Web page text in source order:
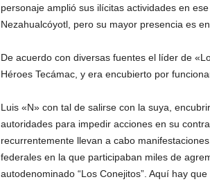
personaje amplió sus ilícitas actividades en
Nezahualcóyotl, pero su mayor presencia es
De acuerdo con diversas fuentes el líder de
Héroes Tecámac, y era encubierto por
Luis «N» con tal de salirse con la suya,
autoridades para impedir acciones en su
recurrentemente llevan a cabo
federales en la que participaban miles de
autodenominado “Los Conejitos”. Aquí hay